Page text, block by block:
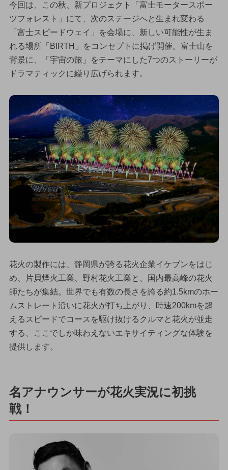
今回は、この秋、新プロジェクト「富士モータースポー
ツフォレスト」にて、次のステージへと生まれ変わる
「富士スピードウェイ」を会場に、新しい可能性が生ま
れる場所「BIRTH」をコンセプトに掲げ開催。富士山を
背景に、「宇宙の旅」をテーマにした7つのストーリーが
ドラマティックに繰り広げられます。
花火の製作には、静岡県が誇る花火企業イケブンをはじ
め、片貝煙火工業、野村花火工業と、国内最高峰の花火
師たちが集結。世界でも有数の長さを誇る約1.5kmのホー
ムストレート沿いに花火が打ち上がり、時速200kmを超
えるスピードでコースを駆け抜けるクルマと花火が並走
する、ここでしか味わえないエキサイティングな体験を
提供します。
名アナウンサーが花火実況に初挑
戦！